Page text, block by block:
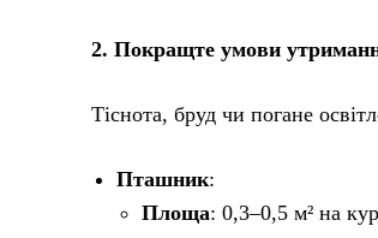
2. Покращте умови
Тіснота, бруд чи погане
Пташник:
Площа: 0,3–0,5 м² на